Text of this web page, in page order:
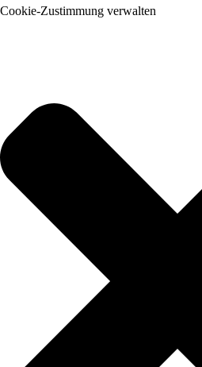
Cookie-Zustimmung verwalten